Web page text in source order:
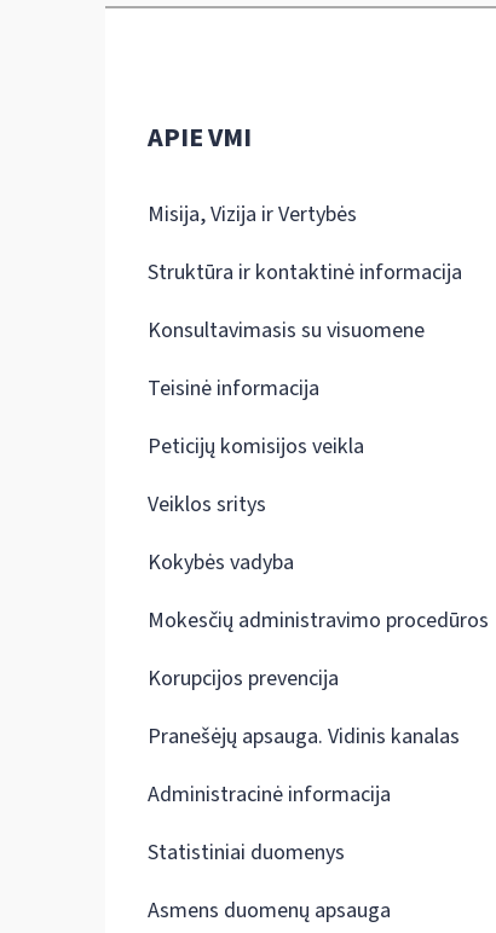
APIE VMI
Misija, Vizija ir Vertybės
Struktūra ir kontaktinė informacija
Konsultavimasis su visuomene
Teisinė informacija
Peticijų komisijos veikla
Veiklos sritys
Kokybės vadyba
Mokesčių administravimo procedūros
Korupcijos prevencija
Pranešėjų apsauga. Vidinis kanalas
Administracinė informacija
Statistiniai duomenys
Asmens duomenų apsauga